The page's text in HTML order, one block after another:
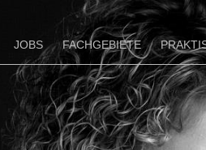
JOBS FACHGEBIETE